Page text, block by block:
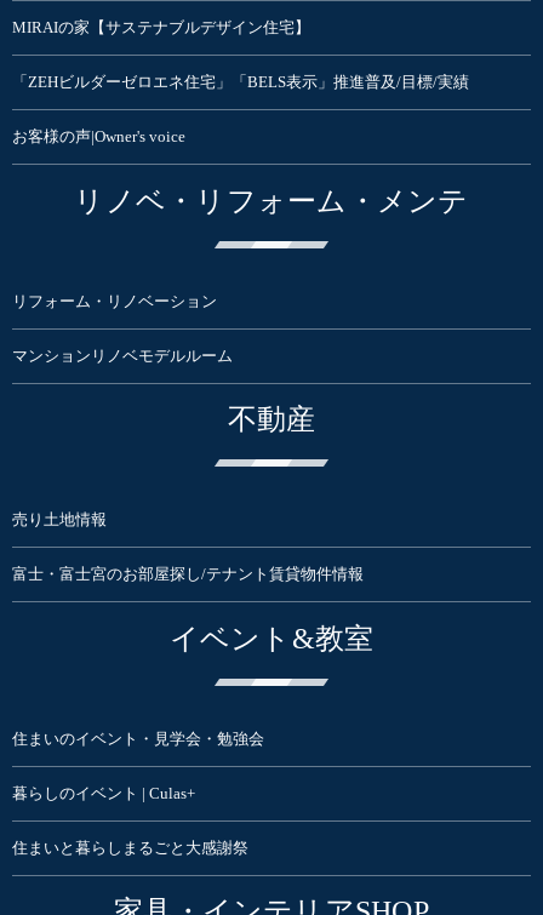
MIRAIの家【サステナブルデザイン住宅】
「ZEHビルダーゼロエネ住宅」「BELS表示」推進普及/目標/実績
お客様の声|Owner's voice
リノベ・リフォーム・メンテ
リフォーム・リノベーション
マンションリノベモデルルーム
不動産
売り土地情報
富士・富士宮のお部屋探し/テナント賃貸物件情報
イベント&教室
住まいのイベント・見学会・勉強会
暮らしのイベント | Culas+
住まいと暮らしまるごと大感謝祭